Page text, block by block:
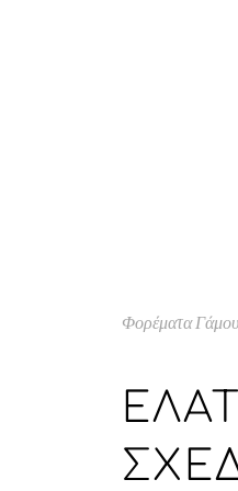
Φορέματα Γάμου